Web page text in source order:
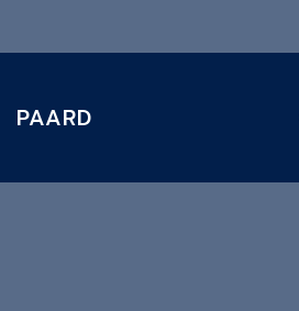
PAARD